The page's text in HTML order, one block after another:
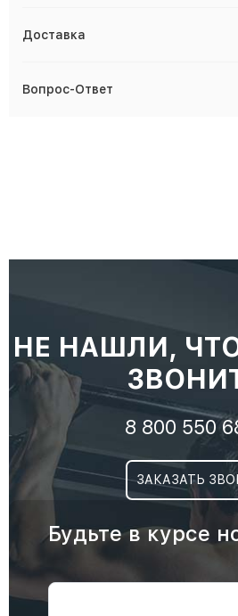
Доставка
Вопрос-Ответ
НЕ НАШЛИ,
8 800 550
ЗАКАЗАТЬ
Будьте в курсе